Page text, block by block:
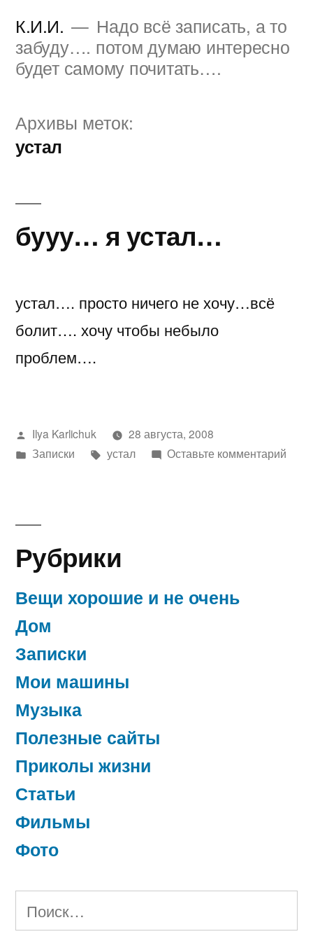
содержимому
К.И.И.
Надо всё записать, а то
забуду…. потом думаю интересно
будет самому почитать….
Архивы меток:
устал
бууу… я устал…
устал…. просто ничего не хочу…всё
болит…. хочу чтобы небыло
проблем….
Написано
автором
Ilya Karlichuk
28 августа, 2008
Написано
Записки Метки:
устал Оставьте комментарий
Рубрики
Вещи хорошие и не очень
Дом
Записки
Мои машины
Музыка
Полезные сайты
Приколы жизни
Статьи
Фильмы
Фото
Найти: